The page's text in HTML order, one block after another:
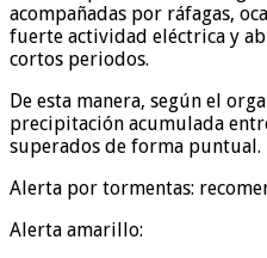
acompañadas por ráfagas,
fuerte actividad eléctrica y
cortos periodos.
De esta manera, según el
precipitación acumulada
superados de forma puntual.
Alerta por tormentas:
Alerta amarillo: